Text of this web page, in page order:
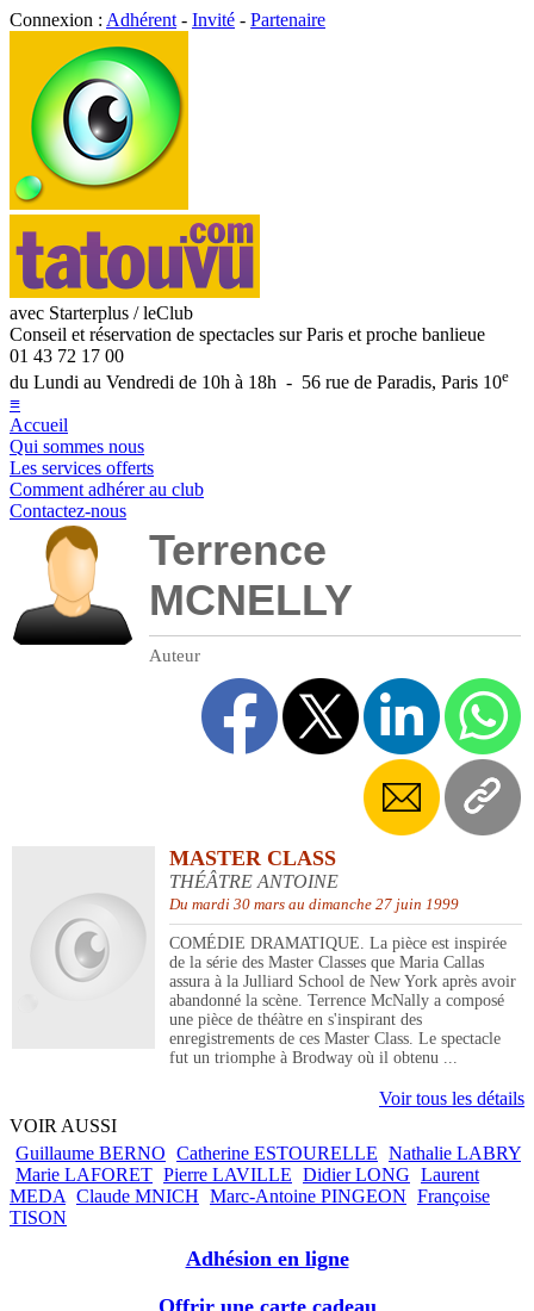
Connexion : Adhérent - Invité - Partenaire
avec Starterplus / leClub
Conseil et réservation de spectacles sur Paris et proche banlieue
01 43 72 17 00
du Lundi au Vendredi de 10h à 18h - 56 rue de Paradis, Paris 10e
≡
Accueil
Qui sommes nous
Les services offerts
Comment adhérer au club
Contactez-nous
Terrence
MCNELLY
Auteur
MASTER CLASS
THÉÂTRE ANTOINE
Du mardi 30 mars au dimanche 27 juin 1999
COMÉDIE DRAMATIQUE. La pièce est inspirée
de la série des Master Classes que Maria Callas
assura à la Julliard School de New York après avoir
abandonné la scène. Terrence McNally a composé
une pièce de théàtre en s'inspirant des
enregistrements de ces Master Class. Le spectacle
fut un triomphe à Brodway où il obtenu ...
Voir tous les détails
VOIR AUSSI
Guillaume BERNO Catherine ESTOURELLE Nathalie LABRY
Marie LAFORET Pierre LAVILLE Didier LONG Laurent
MEDA Claude MNICH Marc-Antoine PINGEON Françoise
TISON
Adhésion en ligne